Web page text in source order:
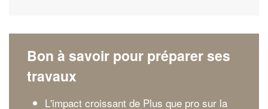
Bon à savoir pour préparer ses
travaux
L'impact croissant de Plus que pro sur la